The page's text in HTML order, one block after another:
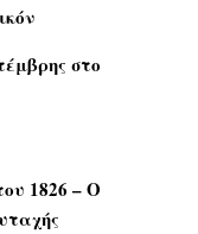
στο
1826 – Ο